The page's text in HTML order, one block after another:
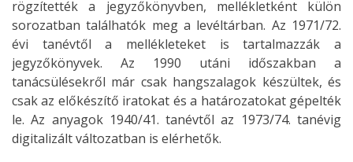
rögzítették a jegyzőkönyvben, mellékletként külön
sorozatban találhatók meg a levéltárban. Az 1971/72.
évi tanévtől a mellékleteket is tartalmazzák a
jegyzőkönyvek. Az 1990 utáni időszakban a
tanácsülésekről már csak hangszalagok készültek, és
csak az előkészítő iratokat és a határozatokat gépelték
le. Az anyagok 1940/41. tanévtől az 1973/74. tanévig
digitalizált változatban is elérhetők.